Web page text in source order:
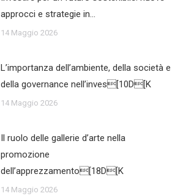
approcci e strategie in…
14 Maggio 2026
L’importanza dell’ambiente, della società e
della governance nell’inves[10D[K
14 Maggio 2026
Il ruolo delle gallerie d’arte nella
promozione
dell’apprezzamento[18D[K
14 Maggio 2026